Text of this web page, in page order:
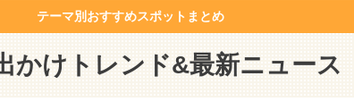
テーマ別おすすめスポットまとめ
かけトレンド&最新ニュース